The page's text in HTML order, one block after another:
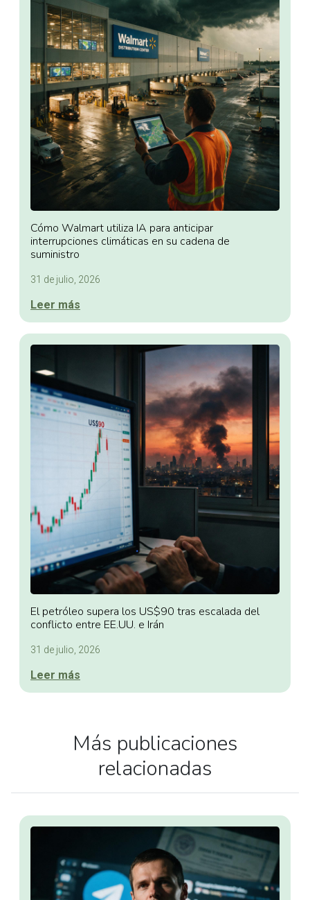
Cómo Walmart utiliza IA para anticipar
interrupciones climáticas en su cadena de
suministro
31 de julio, 2026
Leer más
El petróleo supera los US$90 tras escalada del
conflicto entre EE.UU. e Irán
31 de julio, 2026
Leer más
Más publicaciones
relacionadas